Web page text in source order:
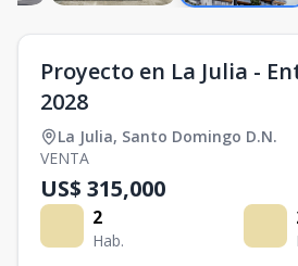
Proyecto en La Julia -
2028
La Julia, Santo Domingo D.N.
VENTA
US$ 315,000
2
Hab.